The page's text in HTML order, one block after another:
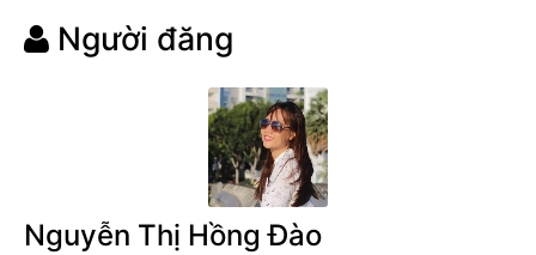
Người đăng
Nguyễn Thị Hồng Đào